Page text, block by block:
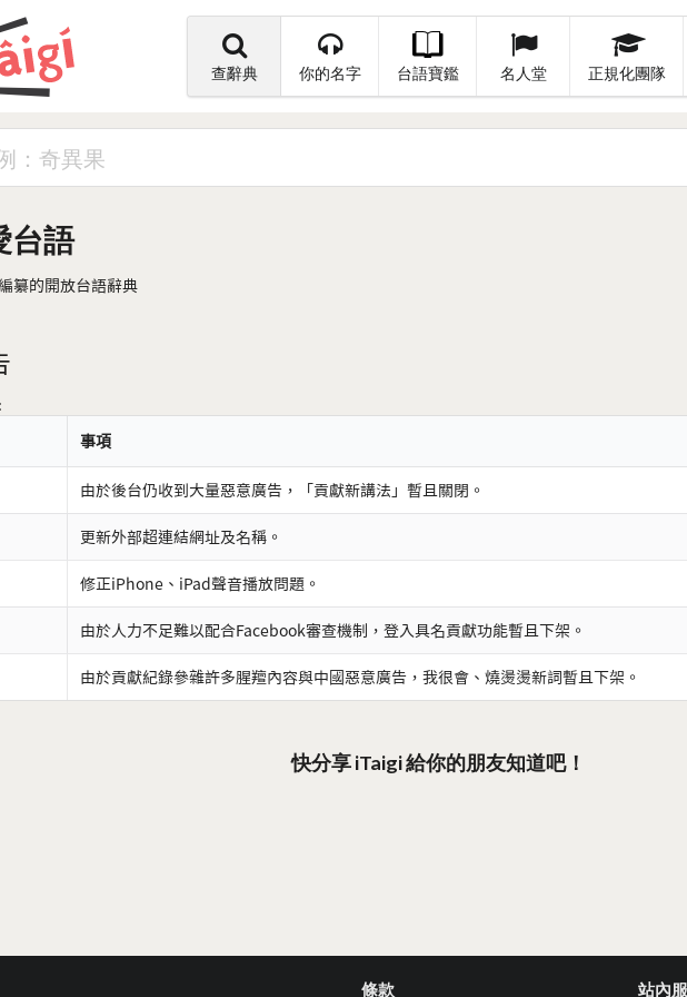
查辭典 你的名字 台語寶鑑 名人堂 正規化團隊
台語
纂的開放台語辭典
事項
由於後台仍收到大量惡意廣告，「貢獻新講法」暫且關閉。
更新外部超連結網址及名稱。
修正iPhone、iPad聲音播放問題。
由於人力不足難以配合Facebook審查機制，登入具名貢獻功能暫且下架。
由於貢獻紀錄參雜許多腥羶內容與中國惡意廣告，我很會、燒燙燙新詞暫且下架。
快分享 iTaigi 給你的朋友知道吧！
條款 站內